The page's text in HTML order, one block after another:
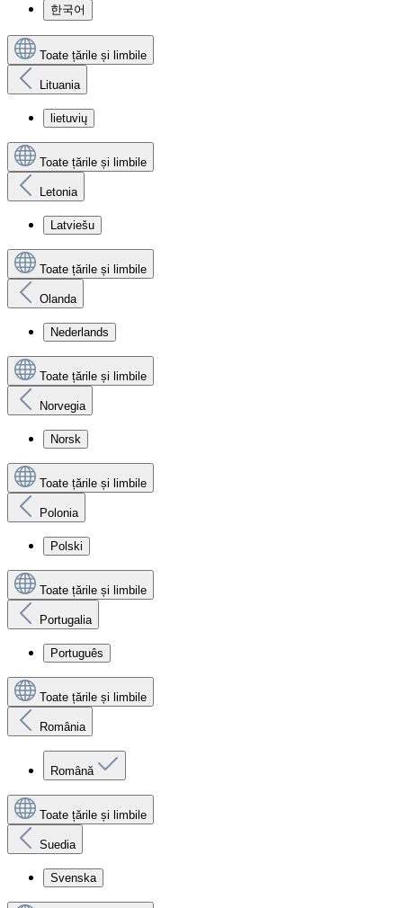
한국어
Toate țările și limbile
Lituania
lietuvių
Toate țările și limbile
Letonia
Latviešu
Toate țările și limbile
Olanda
Nederlands
Toate țările și limbile
Norvegia
Norsk
Toate țările și limbile
Polonia
Polski
Toate țările și limbile
Portugalia
Português
Toate țările și limbile
România
Română
Toate țările și limbile
Suedia
Svenska